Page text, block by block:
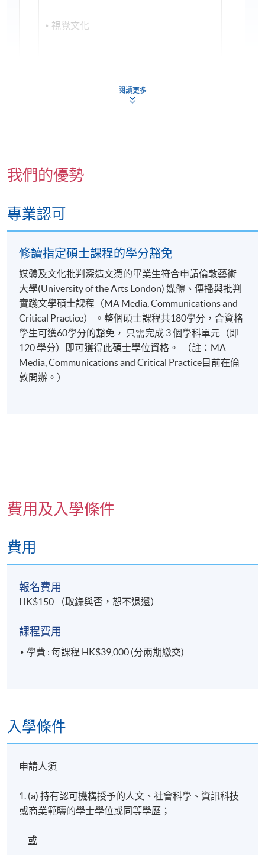
視覺文化
架構下獲得認可(資歴架構第[6] 級)。
* 以上課程結構僅供學生參考，香港大學專業進修學院保留修
改結構的權利。
期開始前，學院會通知學生有關開辦學科單元的安排。
閱讀更多
我們的優勢
專業認可
修讀指定碩士課程的學分豁免
媒體及文化批判深造文憑的畢業生符合申請倫敦藝術
大學(University of the Arts London) 媒體、傳播與批判
實踐文學碩士課程（MA Media, Communications and
Critical Practice） 。整個碩士課程共180學分，合資格
學生可獲60學分的豁免， 只需完成 3 個學科單元（即
120 學分）即可獲得此碩士學位資格。 （註：MA
Media, Communications and Critical Practice目前在倫
敦開辦。）
費用及入學條件
費用
報名費用
HK$150 （取錄與否，恕不退還）
課程費用
學費 : 每課程 HK$39,000 (分兩期繳交)
入學條件
申請人須
1. (a) 持有認可機構授予的人文、社會科學、資訊科技
或商業範疇的學士學位或同等學歷；
或